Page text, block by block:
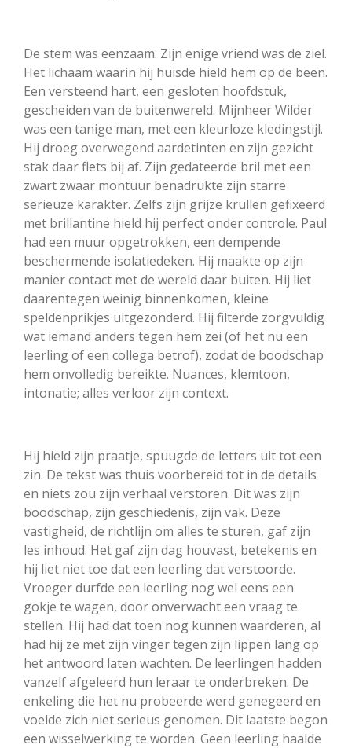
De stem was eenzaam. Zijn enige vriend was de ziel.
Het lichaam waarin hij huisde hield hem op de been.
Een versteend hart, een gesloten hoofdstuk,
gescheiden van de buitenwereld. Mijnheer Wilder
was een tanige man, met een kleurloze kledingstijl.
Hij droeg overwegend aardetinten en zijn gezicht
stak daar flets bij af. Zijn gedateerde bril met een
zwart zwaar montuur benadrukte zijn starre
serieuze karakter. Zelfs zijn grijze krullen gefixeerd
met brillantine hield hij perfect onder controle. Paul
had een muur opgetrokken, een dempende
beschermende isolatiedeken. Hij maakte op zijn
manier contact met de wereld daar buiten. Hij liet
daarentegen weinig binnenkomen, kleine
speldenprikjes uitgezonderd. Hij filterde zorgvuldig
wat iemand anders tegen hem zei (of het nu een
leerling of een collega betrof), zodat de boodschap
hem onvolledig bereikte. Nuances, klemtoon,
intonatie; alles verloor zijn context.
Hij hield zijn praatje, spuugde de letters uit tot een
zin. De tekst was thuis voorbereid tot in de details
en niets zou zijn verhaal verstoren. Dit was zijn
boodschap, zijn geschiedenis, zijn vak. Deze
vastigheid, de richtlijn om alles te sturen, gaf zijn
les inhoud. Het gaf zijn dag houvast, betekenis en
hij liet niet toe dat een leerling dat verstoorde.
Vroeger durfde een leerling nog wel eens een
gokje te wagen, door onverwacht een vraag te
stellen. Hij had dat toen nog kunnen waarderen, al
had hij ze met zijn vinger tegen zijn lippen lang op
het antwoord laten wachten. De leerlingen hadden
vanzelf afgeleerd hun leraar te onderbreken. De
enkeling die het nu probeerde werd genegeerd en
voelde zich niet serieus genomen. Dit laatste begon
een wisselwerking te worden. Geen leerling haalde